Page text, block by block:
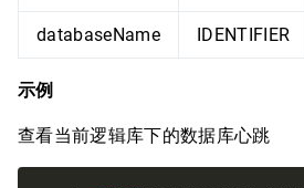
databaseName IDENTIFIER
示例
查看当前逻辑库下的数据库心跳